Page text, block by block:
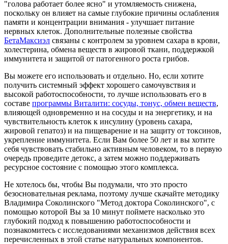
"голова работает более ясно" и утомляемость снижена,
поскольку он влияет на самые глубокие причины ослабления
памяти и концентрации внимания - улучшает питание
нервных клеток. Дополнительные полезные свойства
БетаМаксиэл связаны с контролем за уровнем сахара в крови,
холестерина, обмена веществ в жировой ткани, поддержкой
иммунитета и защитой от патогенного роста грибов.
Вы можете его использовать и отдельно. Но, если хотите
получить системный эффект хорошего самочувствия и
высокой работоспособности, то лучше использовать его в
составе программы Виталити: сосуды, тонус, обмен веществ,
влияющей одновременно и на сосуды и на энергетику, и на
чувствительность клеток к инсулину (уровень сахара,
жировой гепатоз) и на пищеварение и на защиту от токсинов,
укрепление иммунитета. Если Вам более 50 лет и вы хотите
себя чувствовать стабильно активным человеком, то в первую
очередь проведите детокс, а затем можно поддерживать
ресурсное состояние с помощью этого комплекса.
Не хотелось бы, чтобы Вы подумали, что это просто
безосновательная реклама, поэтому лучше скачайте методику
Владимира Соколинского "Метод доктора Соколинского", с
помощью которой Вы за 10 минут поймете насколько это
глубокий подход к повышению работоспособности и
познакомитесь с исследованиями механизмов действия всех
перечисленных в этой статье натуральных компонентов.